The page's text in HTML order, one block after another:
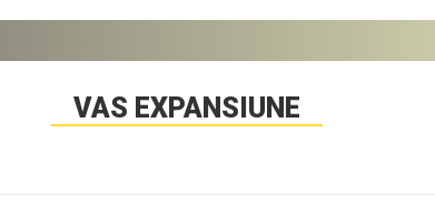
VAS EXPANSIUNE